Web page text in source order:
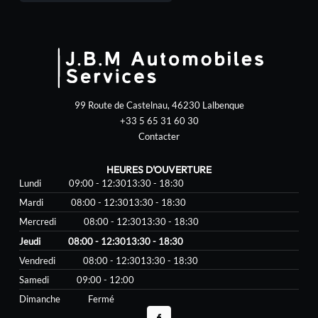
99 Route de Castelnau, 46230 Lalbenque
+33 5 65 31 60 30
Contacter
HEURES D'OUVERTURE
Lundi 09:00 - 12:3013:30 - 18:30
Mardi
08:00 - 12:3013:30 - 18:30
Mercredi
08:00 - 12:3013:30 - 18:30
Jeudi
08:00 - 12:3013:30 - 18:30
Vendredi
08:00 - 12:3013:30 - 18:30
Samedi
09:00 - 12:00
Dimanche
Fermé